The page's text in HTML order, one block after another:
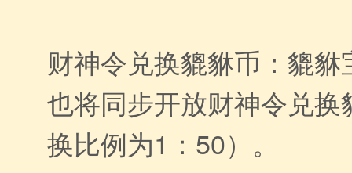
财神令兑换貔貅币：貔
也将同步开放财神令兑
换比例为1：50）。